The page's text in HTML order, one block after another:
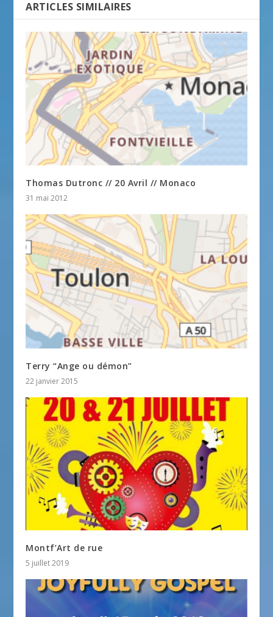
ARTICLES SIMILAIRES
Thomas Dutronc // 20 Avril // Monaco
31 mai 2012
Terry “Ange ou démon”
22 janvier 2015
Montf’Art de rue
5 juillet 2019